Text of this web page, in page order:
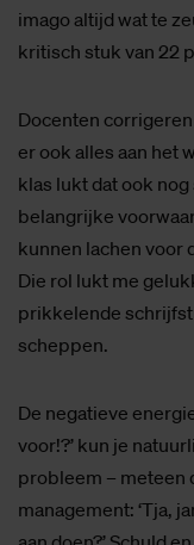
imago altijd wat te
kritisch stuk van 22
Docenten
er ook alles aan het
klas lukt dat ook
belangrijke
kunnen lachen voor
Die rol lukt me
prikkelende
scheppen.
De negatieve
voor!?’ kun je
probleem – meteen
management: ‘Tja,